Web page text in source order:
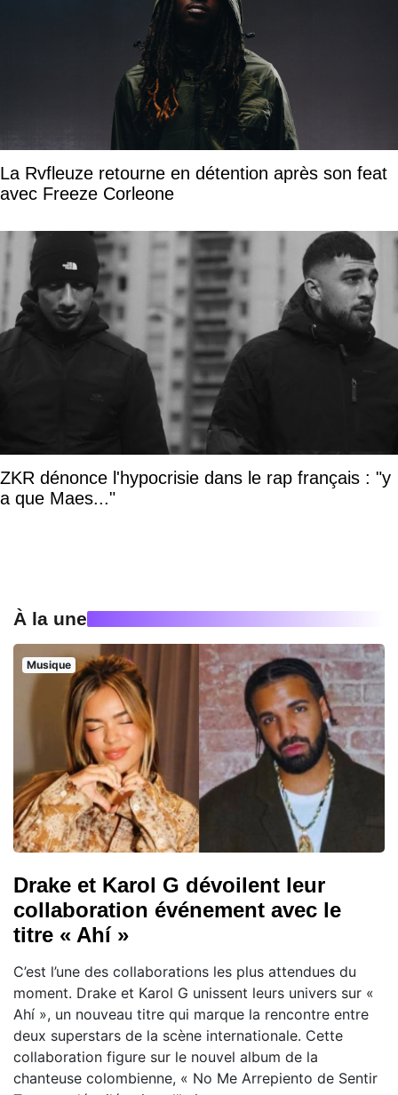
La Rvfleuze retourne en détention après son feat
avec Freeze Corleone
ZKR dénonce l'hypocrisie dans le rap français : "y
a que Maes..."
À la une
Musique
Drake et Karol G dévoilent leur
collaboration événement avec le
titre « Ahí »
C’est l’une des collaborations les plus attendues du
moment. Drake et Karol G unissent leurs univers sur «
Ahí », un nouveau titre qui marque la rencontre entre
deux superstars de la scène internationale. Cette
collaboration figure sur le nouvel album de la
chanteuse colombienne, « No Me Arrepiento de Sentir